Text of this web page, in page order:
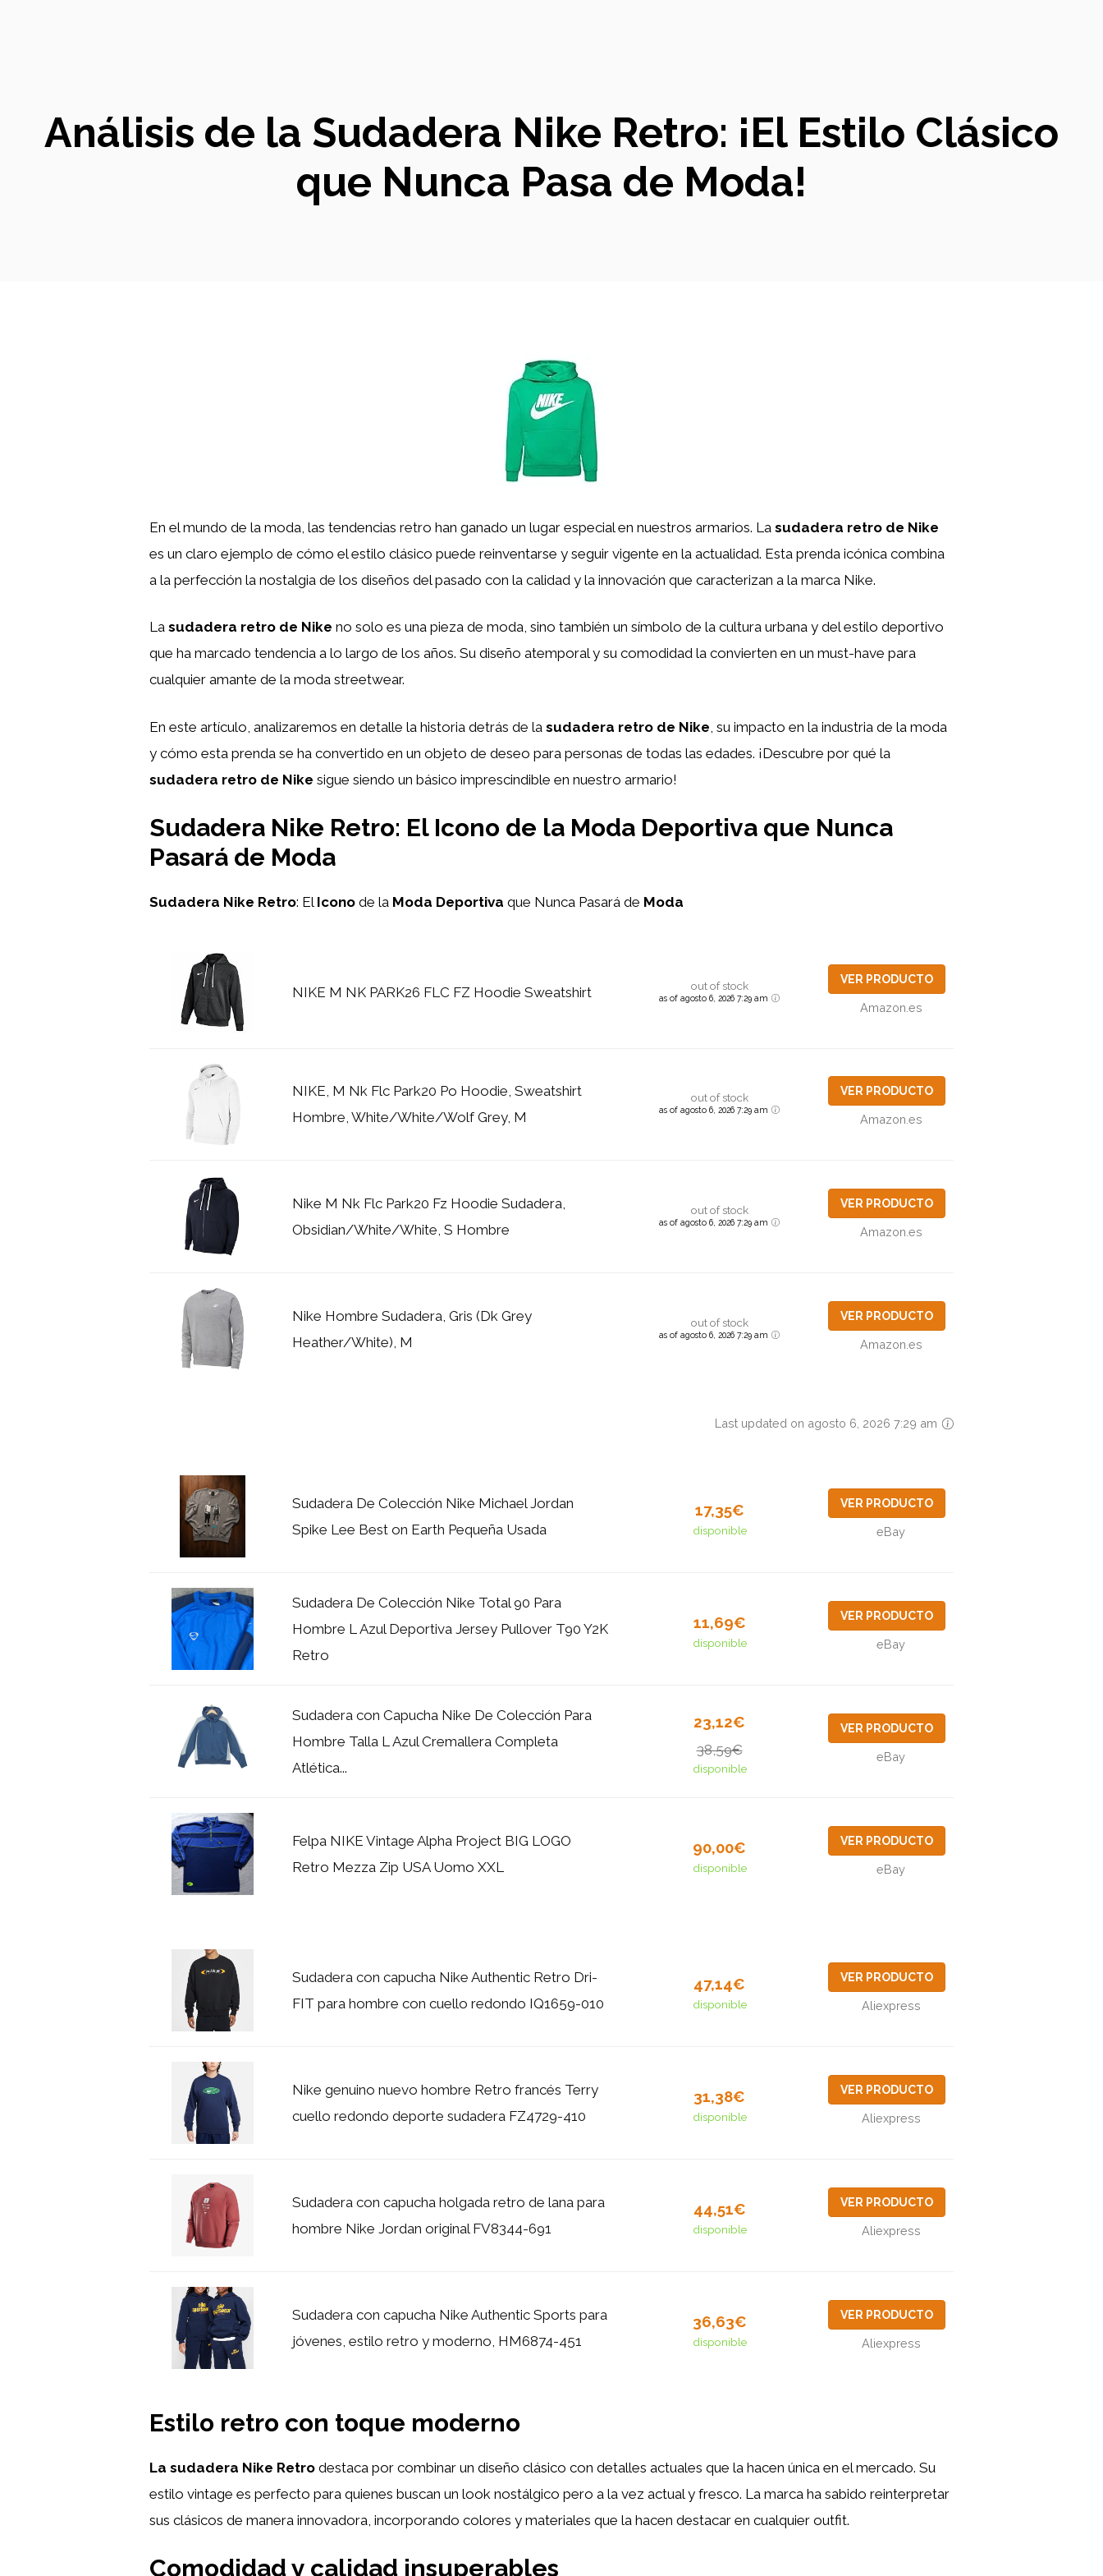
Análisis de la Sudadera Nike Retro: ¡El Estilo Clásico
que Nunca Pasa de Moda!
En el mundo de la moda, las tendencias retro han ganado un lugar especial en nuestros armarios. La sudadera retro de Nike
es un claro ejemplo de cómo el estilo clásico puede reinventarse y seguir vigente en la actualidad. Esta prenda icónica combina
a la perfección la nostalgia de los diseños del pasado con la calidad y la innovación que caracterizan a la marca Nike.
La sudadera retro de Nike no solo es una pieza de moda, sino también un símbolo de la cultura urbana y del estilo deportivo
que ha marcado tendencia a lo largo de los años. Su diseño atemporal y su comodidad la convierten en un must-have para
cualquier amante de la moda streetwear.
En este artículo, analizaremos en detalle la historia detrás de la sudadera retro de Nike , su impacto en la industria de la moda
y cómo esta prenda se ha convertido en un objeto de deseo para personas de todas las edades. ¡Descubre por qué la
sudadera retro de Nike sigue siendo un básico imprescindible en nuestro armario!
Sudadera Nike Retro: El Icono de la Moda Deportiva que Nunca
Pasará de Moda
Sudadera Nike Retro: El Icono de la Moda Deportiva que Nunca Pasará de Moda
NIKE M NK PARK26 FLC FZ Hoodie Sweatshirt out of stock
as of agosto 6, 2026 7:29 am
VER PRODUCTO
Amazon.es
NIKE, M Nk Flc Park20 Po Hoodie, Sweatshirt
Hombre, White/White/Wolf Grey, M
out of stock
as of agosto 6, 2026 7:29 am
VER PRODUCTO
Amazon.es
Nike M Nk Flc Park20 Fz Hoodie Sudadera,
Obsidian/White/White, S Hombre
out of stock
as of agosto 6, 2026 7:29 am
VER PRODUCTO
Amazon.es
Nike Hombre Sudadera, Gris (Dk Grey
Heather/White), M
out of stock
as of agosto 6, 2026 7:29 am
VER PRODUCTO
Amazon.es
Last updated on agosto 6, 2026 7:29 am
Sudadera De Colección Nike Michael Jordan
Spike Lee Best on Earth Pequeña Usada
17,35€
disponible
VER PRODUCTO
eBay
Sudadera De Colección Nike Total 90 Para
Hombre L Azul Deportiva Jersey Pullover T90 Y2K
Retro
11,69€
disponible
VER PRODUCTO
eBay
Sudadera con Capucha Nike De Colección Para
Hombre Talla L Azul Cremallera Completa
Atlética...
23,12€
38,59€
disponible
VER PRODUCTO
eBay
Felpa NIKE Vintage Alpha Project BIG LOGO
Retro Mezza Zip USA Uomo XXL
90,00€
disponible
VER PRODUCTO
eBay
Sudadera con capucha Nike Authentic Retro Dri-
FIT para hombre con cuello redondo IQ1659-010
47,14€
disponible
VER PRODUCTO
Aliexpress
Nike genuino nuevo hombre Retro francés Terry
cuello redondo deporte sudadera FZ4729-410
31,38€
disponible
VER PRODUCTO
Aliexpress
Sudadera con capucha holgada retro de lana para
hombre Nike Jordan original FV8344-691
44,51€
disponible
VER PRODUCTO
Aliexpress
Sudadera con capucha Nike Authentic Sports para
jóvenes, estilo retro y moderno, HM6874-451
36,63€
disponible
VER PRODUCTO
Aliexpress
Estilo retro con toque moderno
La sudadera Nike Retro destaca por combinar un diseño clásico con detalles actuales que la hacen única en el mercado. Su
estilo vintage es perfecto para quienes buscan un look nostálgico pero a la vez actual y fresco. La marca ha sabido reinterpretar
sus clásicos de manera innovadora, incorporando colores y materiales que la hacen destacar en cualquier outfit.
Comodidad y calidad insuperables